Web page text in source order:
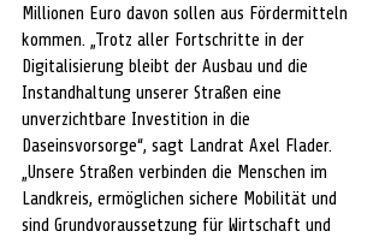
Millionen Euro davon sollen aus Fördermitteln
kommen. „Trotz aller Fortschritte in der
Digitalisierung bleibt der Ausbau und die
Instandhaltung unserer Straßen eine
unverzichtbare Investition in die
Daseinsvorsorge“, sagt Landrat Axel Flader.
„Unsere Straßen verbinden die Menschen im
Landkreis, ermöglichen sichere Mobilität und
sind Grundvoraussetzung für Wirtschaft und